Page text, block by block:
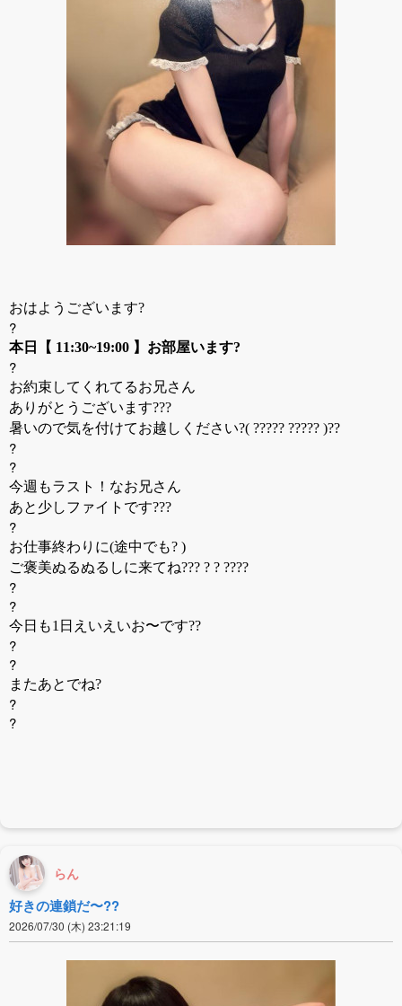
おはようございます?
?
本日【 11:30~19:00 】お部屋います?
?
お約束してくれてるお兄さん
ありがとうございます???
暑いので気を付けてお越しください?( ????? ????? )??
?
?
今週もラスト！なお兄さん
あと少しファイトです???
?
お仕事終わりに(途中でも? )
ご褒美ぬるぬるしに来てね??? ? ? ????
?
?
今日も1日えいえいお〜です??
?
?
またあとでね?
?
?
らん
好きの連鎖だ〜??
2026/07/30 (木) 23:21:19